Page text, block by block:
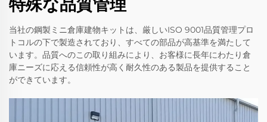
特殊な品質管理
当社の鋼製ミニ倉庫建物キットは、厳しいISO 9001品質管理プロ
トコルの下で製造されており、すべての部品が高基準を満たして
います。品質へのこの取り組みにより、お客様に長年にわたり倉
庫ニーズに応える信頼性が高く耐久性のある製品を提供すること
ができています。